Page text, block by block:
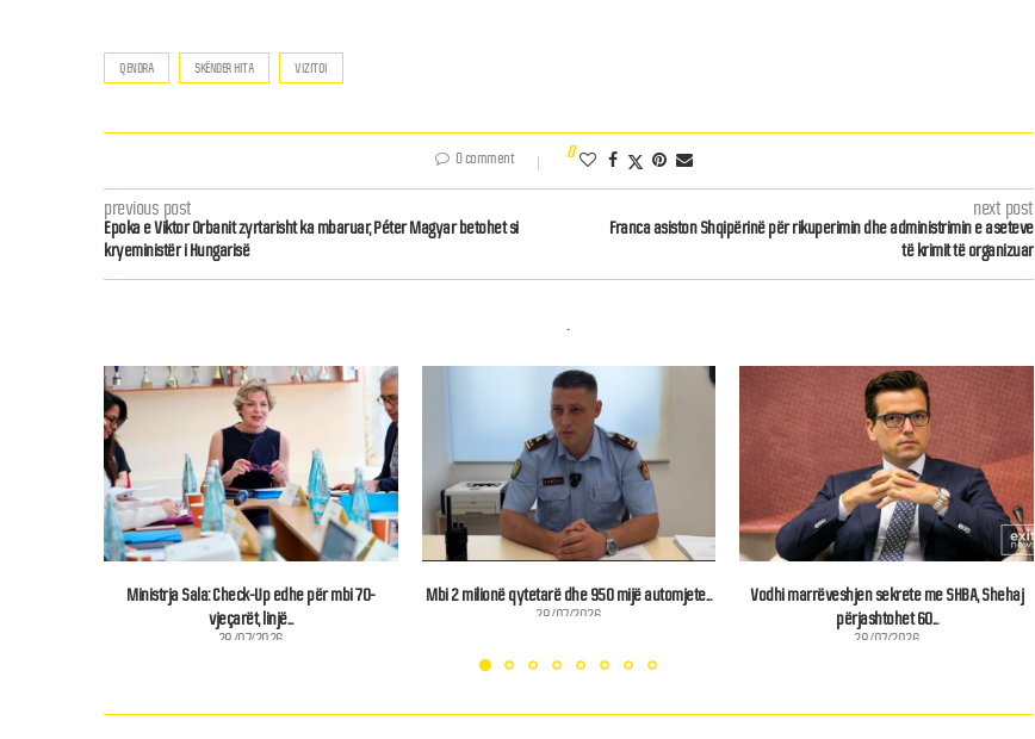
QENDRA SKËNDER HITA VIZITOI
0 comment 0
previous post
Epoka e Viktor Orbanit zyrtarisht ka mbaruar, Péter Magyar betohet si
kryeministër i Hungarisë
next post
Franca asiston Shqipërinë për rikuperimin dhe administrimin e aseteve
të krimit të organizuar
Ministrja Sala: Check-Up edhe për mbi 70-
vjeçarët, linjë...
28/07/2026
Mbi 2 milionë qytetarë dhe 950 mijë automjete...
28/07/2026
Vodhi marrëveshjen sekrete me SHBA, Shehaj
përjashtohet 60...
28/07/2026